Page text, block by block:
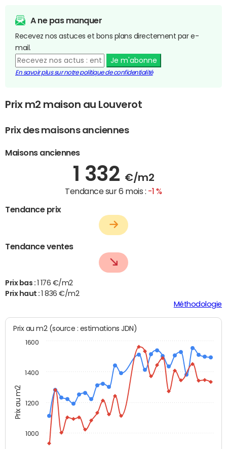
A ne pas manquer
Recevez nos astuces et bons plans directement par e-
mail.
Je m'abonne
En savoir plus sur notre politique de confidentialité
Prix m2 maison au Louverot
Prix des maisons anciennes
Maisons anciennes
1 332 €/m2
Tendance sur 6 mois : -1 %
Tendance prix
Tendance ventes
Prix bas :
1 176 €/m2
Prix haut :
1 836 €/m2
Méthodologie
Prix au m2
Prix au m2 (source : estimations JDN)
1000
1200
1400
1600